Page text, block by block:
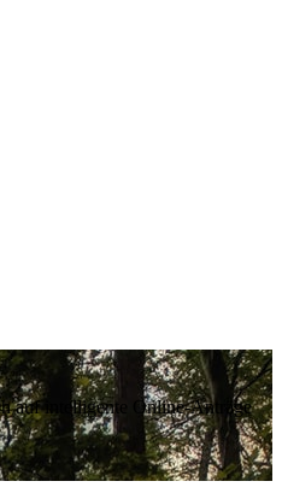
auf intelligente Online-Anträge